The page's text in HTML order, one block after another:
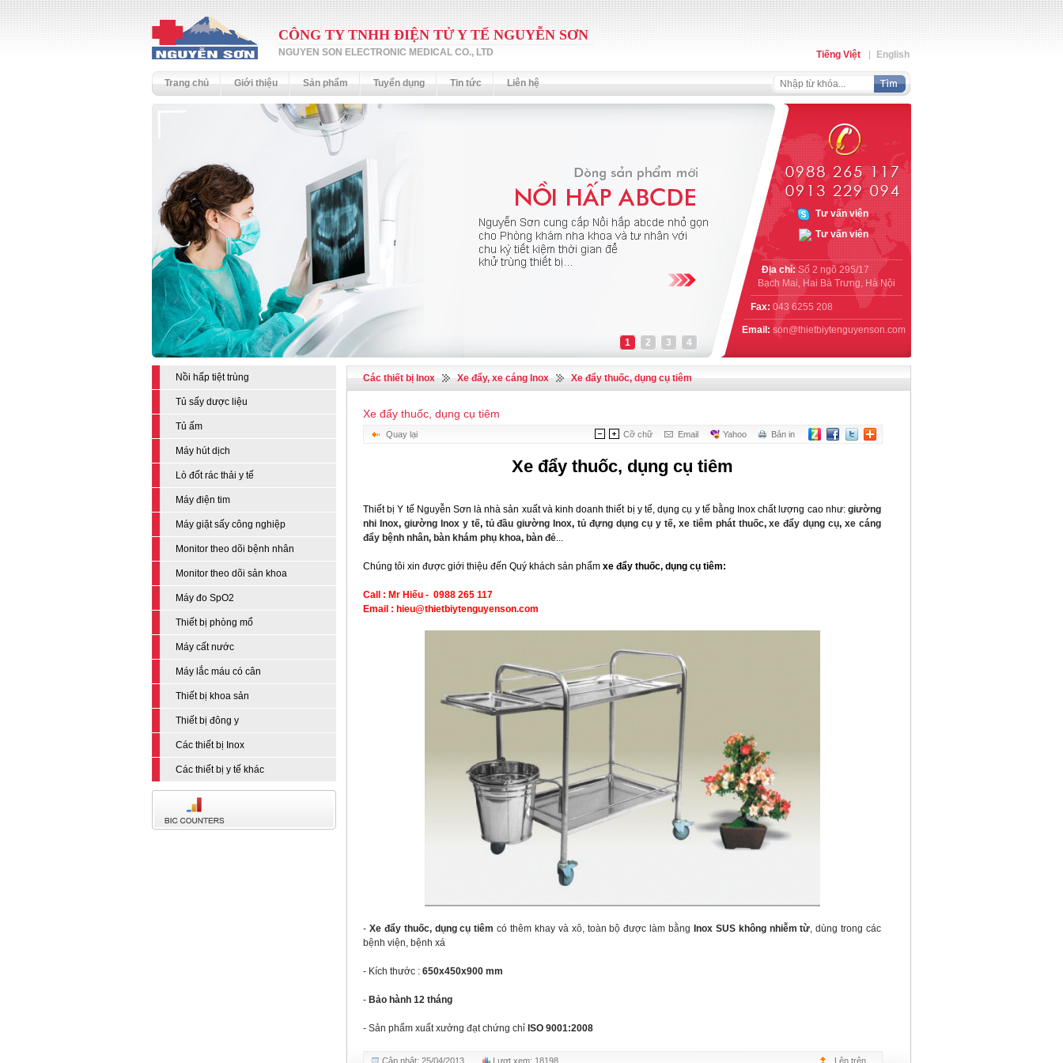
CÔNG TY TNHH ĐIỆN TỬ Y TẾ NGUYỄN SƠN
NGUYEN SON ELECTRONIC MEDICAL CO., LTD Tiếng Việt English
Trang chủ Giới thiệu Sản phẩm Tuyển dụng Tin tức Liên hệ
1 2 3 4
Địa chỉ:Số 2 ngõ 295/17
Bạch Mai, Hai Bà Trưng, Hà Nội
Fax: 043 6255 208
Email: son@thietbiytenguyenson.com
Nồi hấp tiệt trùng
Tủ sấy dược liệu
Tủ ấm
Máy hút dịch
Lò đốt rác thải y tế
Máy điện tim
Máy giặt sấy công nghiệp
Monitor theo dõi bệnh nhân
Monitor theo dõi sản khoa
Máy đo SpO2
Thiết bị phòng mổ
Máy cất nước
Máy lắc máu có cân
Thiết bị khoa sản
Thiết bị đông y
Các thiết bị Inox
Các thiết bị y tế khác
Các thiết bị Inox Xe đẩy, xe cáng Inox Xe đẩy thuốc, dụng cụ tiêm
Xe đẩy thuốc, dụng cụ tiêm
Quay lại Bản in
Yahoo
Email
Cỡ chữ
Xe đẩy thuốc, dụng cụ tiêm
Thiết bị Y tế Nguyễn Sơn là nhà sản xuất và kinh doanh thiết bị y tế, dụng cụ y tế bằng Inox chất lượng cao như: giường
nhi Inox, giường Inox y tế, tủ đầu giường Inox,tủ đựng dụng cụ y tế, xe tiêm phát thuốc,xe đẩy dụng cụ, xe cáng
đẩy bệnh nhân, bàn khám phụ khoa, bàn đẻ...
Chúng tôi xin được giới thiệu đến Quý khách sản phẩm xe đẩy thuốc, dụng cụ tiêm:
Call : Mr Hiếu - 0988 265 117
Email : hieu@thietbiytenguyenson.com
- Xeđẩy thuốc, dụng cụ tiêm có thêm khay và xô, toàn bộ được làm bằng Inox SUS không nhiễm từ, dùng trong các
bệnh viện, bệnh xá
- Kích thước : 650x450x900 mm
- Bảo hành 12 tháng
- Sản phẩm xuất xưởng đạt chứng chỉ ISO 9001:2008
Cập nhật: 25/04/2013 Lượt xem: 18198 Lên trên